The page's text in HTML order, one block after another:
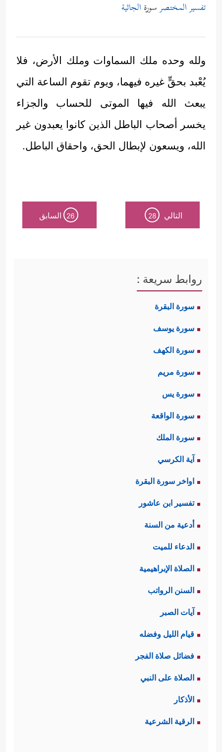
تفسير المختصرسورة الجاثية
ولله وحده ملك السماوات وملك الأرض، فلا
يُعْبد بحقٍّ غيره فيهما، ويوم تقوم الساعة التي
يبعث الله فيها الموتى للحساب والجزاء
يخسر أصحاب الباطل الذين كانوا يعبدون غير
الله، ويسعون لإبطال الحق، واحقاق الباطل.
التالي 28
26 السابق
روابط سريعة :
سورة البقرة
سورة يوسف
سورة الكهف
سورة مريم
سورة يس
سورة الواقعة
سورة الملك
آية الكرسي
اواخر سورة البقرة
تفسير ابن عاشور
أدعية من السنة
الدعاء للميت
الصلاة الإبراهيمية
السنن الرواتب
آيات الصبر
قيام الليل وفضله
فضائل صلاة الفجر
الصلاة على النبي
الأذكار
الرقية الشرعية